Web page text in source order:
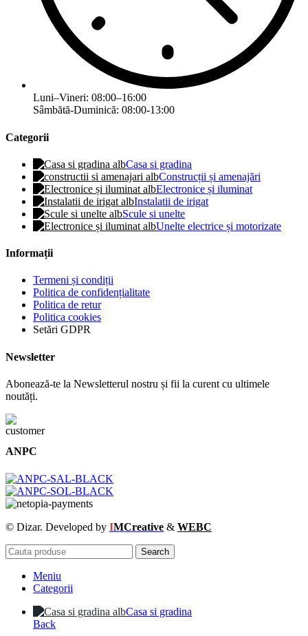
Luni–Vineri: 08:00–16:00
Sâmbătă-Duminică: 08:00-13:00
Categorii
Casa si gradina
Construcții și amenajări
Electronice și iluminat
Instalatii de irigat
Scule si unelte
Unelte electrice și motorizate
Informații
Termeni și condiții
Politica de confidențialitate
Politica de retur
Politica cookies
Setări GDPR
Newsletter
Abonează-te la Newsletterul nostru și fii la curent cu ultimele
noutăți.
ANPC
© Dizar. Developed by IMCreative & WEBC
Search
Meniu
Categorii
Casa si gradina
Back